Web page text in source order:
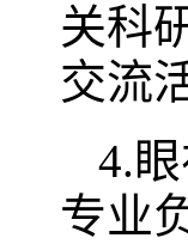
关科
交流
4.
专业